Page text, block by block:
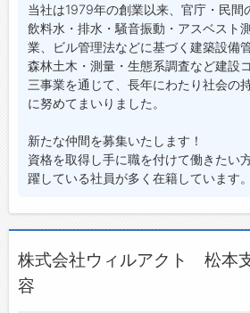
当社は1979年の創業以来、官庁・民間
飲料水・排水・騒音振動・アスベスト
業、ビル管理法などに基づく建築設備管
森林土木・測量・生態系調査など建設
三事業を通じて、長年にわたり社会の
に努めてまいりました。
新たな仲間を募集いたします！
資格を取得し手に職を付けて働きたい
躍している社員が多く在籍しています。
株式会社ウィルアクト 松本
容